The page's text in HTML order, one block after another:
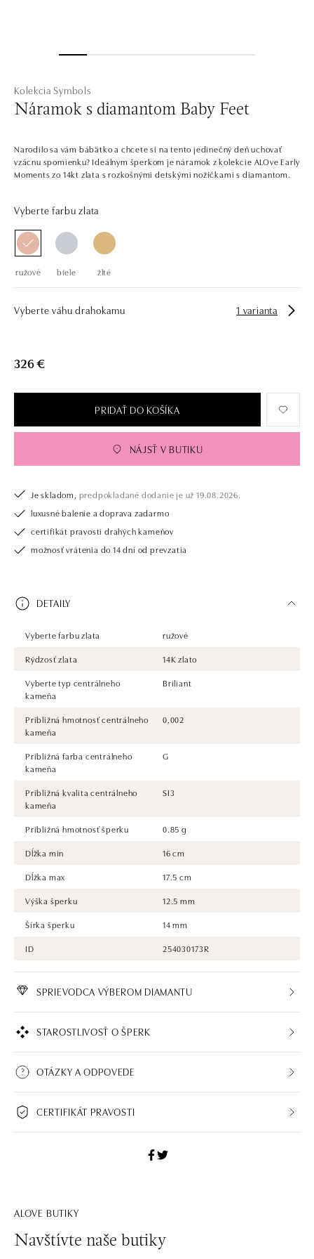
Kolekcia Symbols
Náramok s diamantom Baby Feet
Narodilo sa vám bábätko a chcete si na tento jedinečný deň uchovať
vzácnu spomienku? Ideálnym šperkom je náramok z kolekcie ALOve Early
Moments zo 14kt zlata s rozkošnými detskými nožičkami s diamantom.
Vyberte farbu zlata
ružové biele žlté
Vyberte váhu drahokamu 1 varianta
326 €
PRIDAŤ DO KOŠÍKA
NÁJSŤ V BUTIKU
Je skladom, predpokladané dodanie je už 19.08.2026.
luxusné balenie a doprava zadarmo
certifikát pravosti drahých kameňov
možnosť vrátenia do 14 dní od prevzatia
DETAILY
Vyberte farbu zlata
ružové
Rýdzosť zlata
14K zlato
Vyberte typ centrálneho
kameňa
Briliant
Približná hmotnosť centrálneho
kameňa
0,002
Približná farba centrálneho
kameňa
G
Približná kvalita centrálneho
kameňa
SI3
Približná hmotnosť šperku
0.85 g
Dĺžka min
16 cm
Dĺžka max
17.5 cm
Výška šperku
12.5 mm
Šírka šperku
14 mm
ID
254030173R
SPRIEVODCA VÝBEROM DIAMANTU
STAROSTLIVOSŤ O ŠPERK
OTÁZKY A ODPOVEDE
CERTIFIKÁT PRAVOSTI
ALOVE BUTIKY
Navštívte naše butiky